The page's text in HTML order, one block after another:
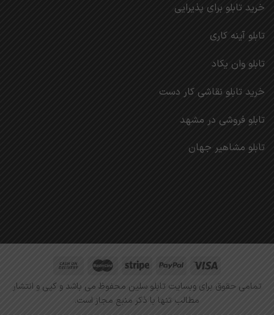
خرید تابلو برای پذیرایی
تابلو آینه کاری
تابلو وان یکاد
خرید تابلو نقاشی کار دست
تابلو فروشی در مشهد
تابلو مشاهیر جهان
تمامی حقوق برای وبسایت تابلو سلین محفوظ می باشد و کپی و انتشار
مطالب تنها با ذکر منبع مجاز است.